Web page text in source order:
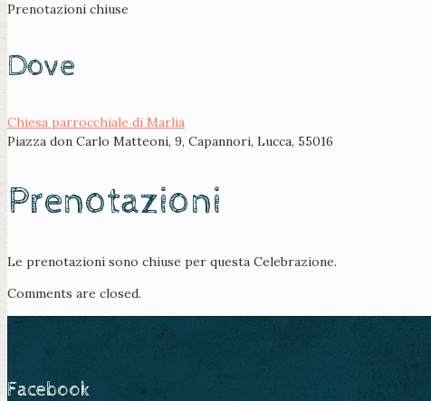
Prenotazioni chiuse
Dove
Chiesa parrocchiale di Marlia
Piazza don Carlo Matteoni, 9, Capannori, Lucca, 55016
Prenotazioni
Le prenotazioni sono chiuse per questa Celebrazione.
Comments are closed.
Facebook